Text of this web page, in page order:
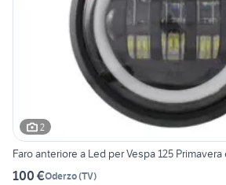
2
Faro anteriore a Led per Vespa 125 Primavera
100 €Oderzo(TV)